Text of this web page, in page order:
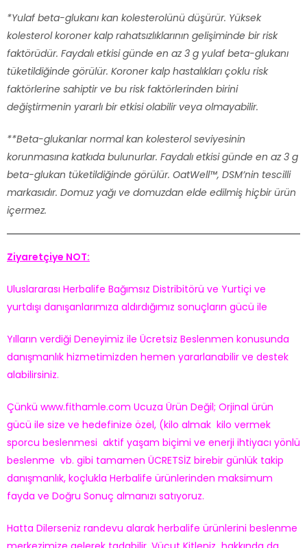
*Yulaf beta-glukanı kan kolesterolünü düşürür. Yüksek
kolesterol koroner kalp rahatsızlıklarının gelişiminde bir risk
faktörüdür. Faydalı etkisi günde en az 3 g yulaf beta-glukanı
tüketildiğinde görülür. Koroner kalp hastalıkları çoklu risk
faktörlerine sahiptir ve bu risk faktörlerinden birini
değiştirmenin yararlı bir etkisi olabilir veya olmayabilir.
**Beta-glukanlar normal kan kolesterol seviyesinin
korunmasına katkıda bulunurlar. Faydalı etkisi günde en az 3 g
beta-glukan tüketildiğinde görülür. OatWell™, DSM’nin tescilli
markasıdır. Domuz yağı ve domuzdan elde edilmiş hiçbir ürün
içermez.
Ziyaretçiye NOT:
Uluslararası Herbalife Bağımsız Distribitörü ve Yurtiçi ve
yurtdışı danışanlarımıza aldırdığımız sonuçların gücü ile
Yılların verdiği Deneyimiz ile Ücretsiz Beslenmen konusunda
danışmanlık hizmetimizden hemen yararlanabilir ve destek
alabilirsiniz.
Çünkü www.fithamle.com Ucuza Ürün Değil; Orjinal ürün
gücü ile size ve hedefinize özel, (kilo almak kilo vermek
sporcu beslenmesi aktif yaşam biçimi ve enerji ihtiyacı yönlü
beslenme vb. gibi tamamen ÜCRETSİZ birebir günlük takip
danışmanlık, koçlukla Herbalife ürünlerinden maksimum
fayda ve Doğru Sonuç almanızı satıyoruz.
Hatta Dilerseniz randevu alarak herbalife ürünlerini beslenme